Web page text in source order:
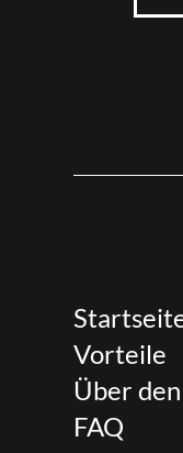
Vorteile
Über
FAQ